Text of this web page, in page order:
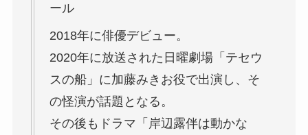
ール
2018年に俳優デビュー。
2020年に放送された日曜劇場「テセウ
スの船」に加藤みきお役で出演し、そ
の怪演が話題となる。
その後もドラマ「岸辺露伴は動かな